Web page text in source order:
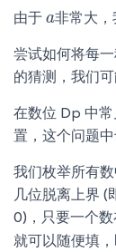
由于 a
a非常大，
尝试如何将每
的猜测，我们可
在数位 Dp 中
置，这个问题中
我们枚举所有
几位脱离上界 (
0)，只要一个数
就可以随便填